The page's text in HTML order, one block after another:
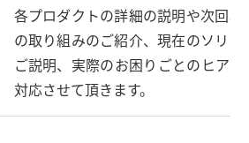
各プロダクトの詳細の説明や次回
の取り組みのご紹介、現在のソリ
ご説明、実際のお困りごとのヒア
対応させて頂きます。